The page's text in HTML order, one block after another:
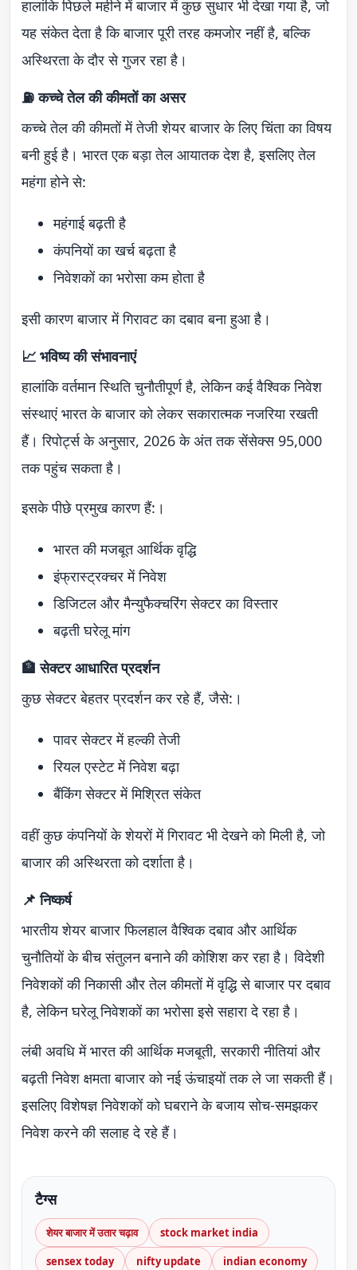
हालांकि पिछले महीने में बाजार में कुछ सुधार भी देखा गया है, जो
यह संकेत देता है कि बाजार पूरी तरह कमजोर नहीं है, बल्कि
अस्थिरता के दौर से गुजर रहा है।
⛽ कच्चे तेल की कीमतों का असर
कच्चे तेल की कीमतों में तेजी शेयर बाजार के लिए चिंता का विषय
बनी हुई है। भारत एक बड़ा तेल आयातक देश है, इसलिए तेल
महंगा होने से:
महंगाई बढ़ती है
कंपनियों का खर्च बढ़ता है
निवेशकों का भरोसा कम होता है
इसी कारण बाजार में गिरावट का दबाव बना हुआ है।
📈 भविष्य की संभावनाएं
हालांकि वर्तमान स्थिति चुनौतीपूर्ण है, लेकिन कई वैश्विक निवेश
संस्थाएं भारत के बाजार को लेकर सकारात्मक नजरिया रखती
हैं। रिपोर्ट्स के अनुसार, 2026 के अंत तक सेंसेक्स 95,000
तक पहुंच सकता है।
इसके पीछे प्रमुख कारण हैं:।
भारत की मजबूत आर्थिक वृद्धि
इंफ्रास्ट्रक्चर में निवेश
डिजिटल और मैन्युफैक्चरिंग सेक्टर का विस्तार
बढ़ती घरेलू मांग
🏦 सेक्टर आधारित प्रदर्शन
कुछ सेक्टर बेहतर प्रदर्शन कर रहे हैं, जैसे:।
पावर सेक्टर में हल्की तेजी
रियल एस्टेट में निवेश बढ़ा
बैंकिंग सेक्टर में मिश्रित संकेत
वहीं कुछ कंपनियों के शेयरों में गिरावट भी देखने को मिली है, जो
बाजार की अस्थिरता को दर्शाता है।
📌 निष्कर्ष
भारतीय शेयर बाजार फिलहाल वैश्विक दबाव और आर्थिक
चुनौतियों के बीच संतुलन बनाने की कोशिश कर रहा है। विदेशी
निवेशकों की निकासी और तेल कीमतों में वृद्धि से बाजार पर दबाव
है, लेकिन घरेलू निवेशकों का भरोसा इसे सहारा दे रहा है।
लंबी अवधि में भारत की आर्थिक मजबूती, सरकारी नीतियां और
बढ़ती निवेश क्षमता बाजार को नई ऊंचाइयों तक ले जा सकती हैं।
इसलिए विशेषज्ञ निवेशकों को घबराने के बजाय सोच-समझकर
निवेश करने की सलाह दे रहे हैं।
टैग्स
शेयर बाजार में उतार चढ़ाव
stock market india
sensex today
nifty update
indian economy